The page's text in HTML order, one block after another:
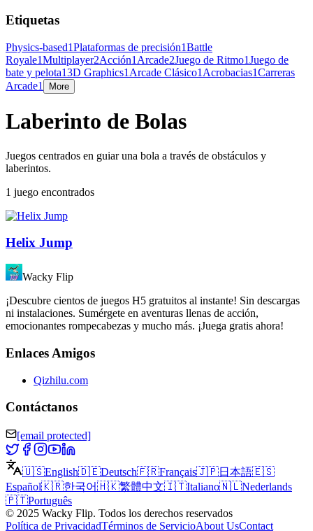
Etiquetas
Physics-based1Plataformas de precisión1Battle
Royale1Multiplayer2Acción1 Arcade2Juego de Ritmo1Juego de
bate y pelota13D Graphics1 Arcade Clásico1 Acrobacias1Carreras
Arcade1 More
Laberinto de Bolas
Juegos centrados en guiar una bola a través de obstáculos y
laberintos.
1 juego encontrados
Helix Jump
Wacky Flip
¡Descubre cientos de juegos H5 gratuitos al instante! Sin descargas
ni instalaciones. Sumérgete en aventuras llenas de acción,
emocionantes rompecabezas y mucho más. ¡Juega gratis ahora!
Enlaces Amigos
Qizhilu.com
Contáctanos
[email protected]
🇺🇸English🇩🇪Deutsch🇫🇷Français🇯🇵日本語🇪🇸
Español🇰🇷한국어🇭🇰繁體中文🇮🇹Italiano🇳🇱Nederlands
🇵🇹Português
© 2025 Wacky Flip. Todos los derechos reservados
Política de PrivacidadTérminos de ServicioAbout UsContact